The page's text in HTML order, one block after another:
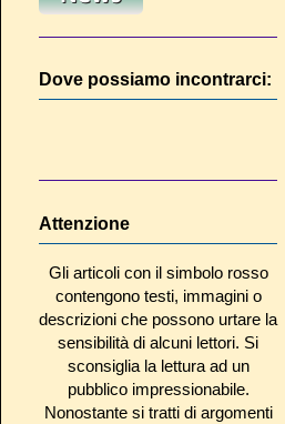
Dove possiamo incontrarci:
Attenzione
Gli articoli con il simbolo rosso
contengono testi, immagini o
descrizioni che possono urtare la
sensibilità di alcuni lettori. Si
sconsiglia la lettura ad un
pubblico impressionabile.
Nonostante si tratti di argomenti